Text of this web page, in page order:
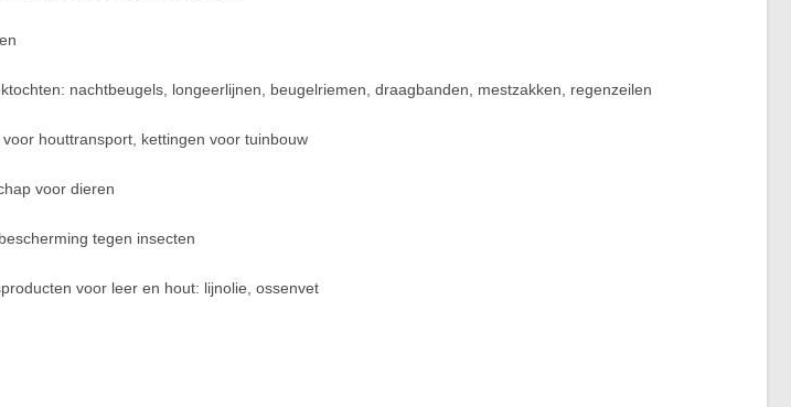
nachtbeugels, longeerlijnen, beugelriemen, draagbanden, mestzakken, regenzeilen
houttransport, kettingen voor tuinbouw
voor dieren
tegen insecten
voor leer en hout: lijnolie, ossenvet